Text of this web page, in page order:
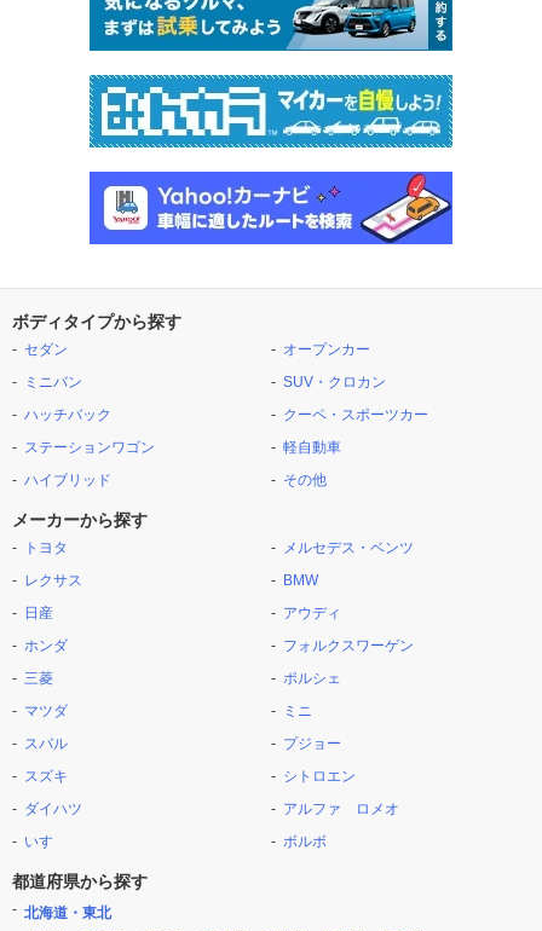
ボディタイプから探す
セダン
ミニバン
ハッチバック
ステーションワゴン
ハイブリッド
オープンカー
SUV・クロカン
クーペ・スポーツカー
軽自動車
その他
メーカーから探す
トヨタ
レクサス
日産
ホンダ
三菱
マツダ
スバル
スズキ
ダイハツ
いすゞ
メルセデス・ベンツ
BMW
アウディ
フォルクスワーゲン
ポルシェ
ミニ
プジョー
シトロエン
アルファ ロメオ
ボルボ
都道府県から探す
北海道・東北